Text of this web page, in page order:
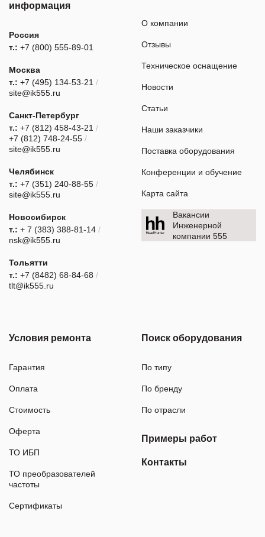
информация
Россия
т.: +7 (800) 555-89-01
Москва
т.: +7 (495) 134-53-21 /
site@ik555.ru
Санкт-Петербург
т.: +7 (812) 458-43-21 /
+7 (812) 748-24-55 /
site@ik555.ru
Челябинск
т.: +7 (351) 240-88-55 /
site@ik555.ru
Новосибирск
т.: + 7 (383) 388-81-14 /
nsk@ik555.ru
Тольятти
т.: +7 (8482) 68-84-68 /
tlt@ik555.ru
О компании
Отзывы
Техническое оснащение
Новости
Статьи
Наши заказчики
Поставка оборудования
Конференции и обучение
Карта сайта
Вакансии
Инженерной
компании 555
Условия ремонта
Гарантия
Оплата
Стоимость
Оферта
ТО ИБП
ТО преобразователей
частоты
Сертификаты
Поиск оборудования
По типу
По бренду
По отрасли
Примеры работ
Контакты